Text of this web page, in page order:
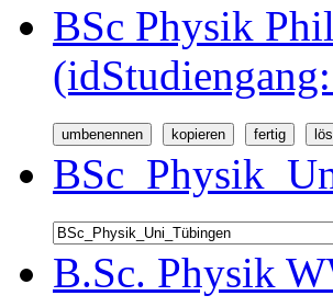
BSc Physik
B.Sc. Physik